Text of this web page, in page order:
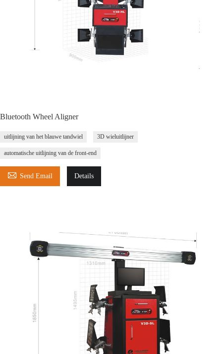
Bluetooth Wheel Aligner
uitlijning van het blauwe tandwiel 3D wieluitlijner
automatische uitlijning van de front-end
 Send Email Details